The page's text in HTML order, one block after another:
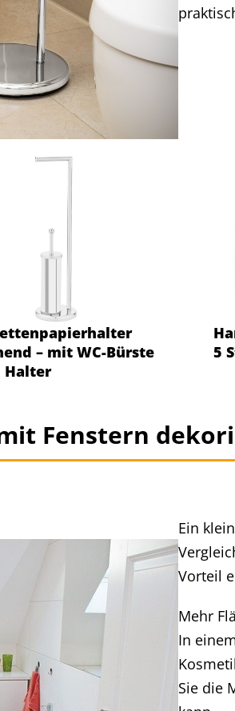
– mit WC-Bürste
Halter
5
Fenstern
Ein
Vorteil
Mehr
In
Sie die